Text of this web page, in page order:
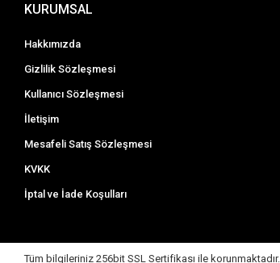
KURUMSAL
Hakkımızda
Gizlilik Sözleşmesi
Kullanıcı Sözleşmesi
İletişim
Mesafeli Satış Sözleşmesi
KVKK
İptal ve İade Koşulları
Tüm bilgileriniz 256bit SSL Sertifikası ile korunmaktadır.